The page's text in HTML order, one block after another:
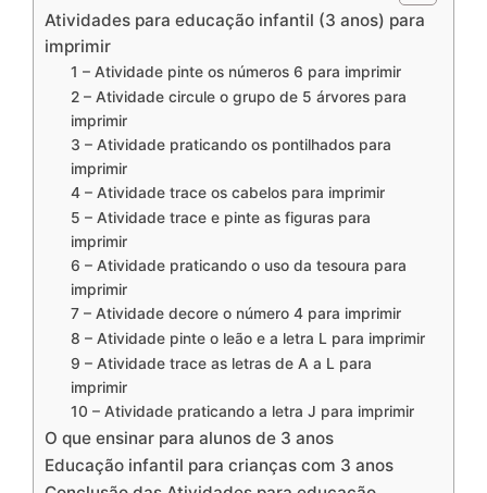
Atividades para educação infantil (3 anos) para
imprimir
1 – Atividade pinte os números 6 para imprimir
2 – Atividade circule o grupo de 5 árvores para
imprimir
3 – Atividade praticando os pontilhados para
imprimir
4 – Atividade trace os cabelos para imprimir
5 – Atividade trace e pinte as figuras para
imprimir
6 – Atividade praticando o uso da tesoura para
imprimir
7 – Atividade decore o número 4 para imprimir
8 – Atividade pinte o leão e a letra L para imprimir
9 – Atividade trace as letras de A a L para
imprimir
10 – Atividade praticando a letra J para imprimir
O que ensinar para alunos de 3 anos
Educação infantil para crianças com 3 anos